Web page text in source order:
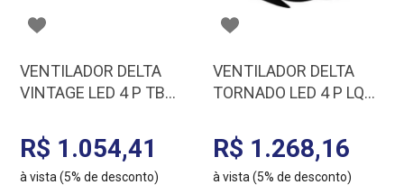
VENTILADOR DELTA
VINTAGE LED 4 P TB
4115
R$ 1.054,41
à vista (5% de desconto)
VENTILADOR DELTA
TORNADO LED 4 P LQ
R$ 1.268,16
à vista (5% de desconto)